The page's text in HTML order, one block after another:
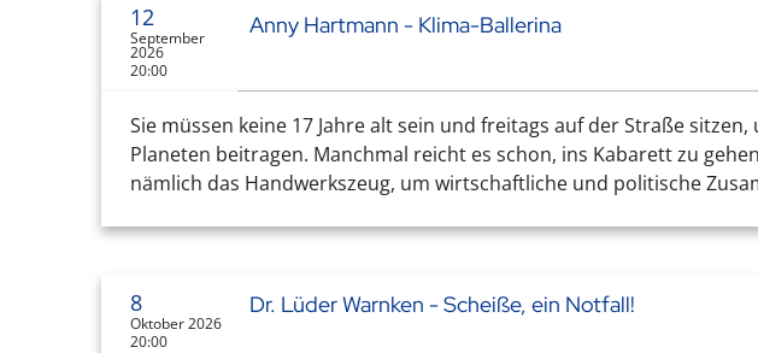
12
September
2026
20:00
Anny Hartmann - Klima-Ballerina
Sie müssen keine 17 Jahre alt sein und freitags auf der Straße
Planeten beitragen. Manchmal reicht es schon, ins Kabarett zu
nämlich das Handwerkszeug, um wirtschaftliche und politische
8
Oktober 2026
20:00
Dr. Lüder Warnken - Scheiße, ein Notfall!